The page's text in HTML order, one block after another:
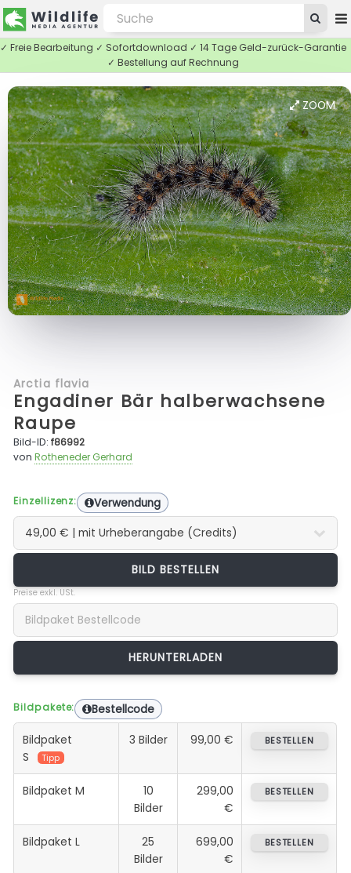
✓ Freie Bearbeitung ✓ Sofortdownload ✓ 14 Tage Geld-zurück-Garantie
✓ Bestellung auf Rechnung
ZOOM
Arctia flavia
Engadiner Bär halberwachsene
Raupe
Bild-ID:f86992
vonRotheneder Gerhard
Einzellizenz: Verwendung
BILD BESTELLEN
Preise exkl. USt.
Bildpakete: Bestellcode
Bildpaket
S
Tipp
3 Bilder 99,00 € BESTELLEN
Bildpaket M
10
Bilder
299,00
€
BESTELLEN
Bildpaket L
25
Bilder
699,00
€
BESTELLEN